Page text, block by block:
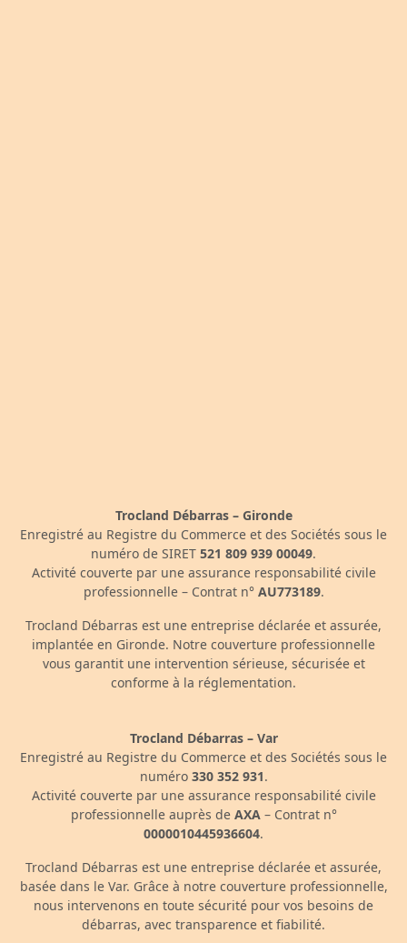
Trocland Débarras – Gironde
Enregistré au Registre du Commerce et des Sociétés sous le
numéro de SIRET 521 809 939 00049.
Activité couverte par une assurance responsabilité civile
professionnelle – Contrat n° AU773189.
Trocland Débarras est une entreprise déclarée et assurée,
implantée en Gironde. Notre couverture professionnelle
vous garantit une intervention sérieuse, sécurisée et
conforme à la réglementation.
Trocland Débarras – Var
Enregistré au Registre du Commerce et des Sociétés sous le
numéro 330 352 931.
Activité couverte par une assurance responsabilité civile
professionnelle auprès de AXA– Contrat n°
0000010445936604.
Trocland Débarras est une entreprise déclarée et assurée,
basée dans le Var. Grâce à notre couverture professionnelle,
nous intervenons en toute sécurité pour vos besoins de
débarras, avec transparence et fiabilité.